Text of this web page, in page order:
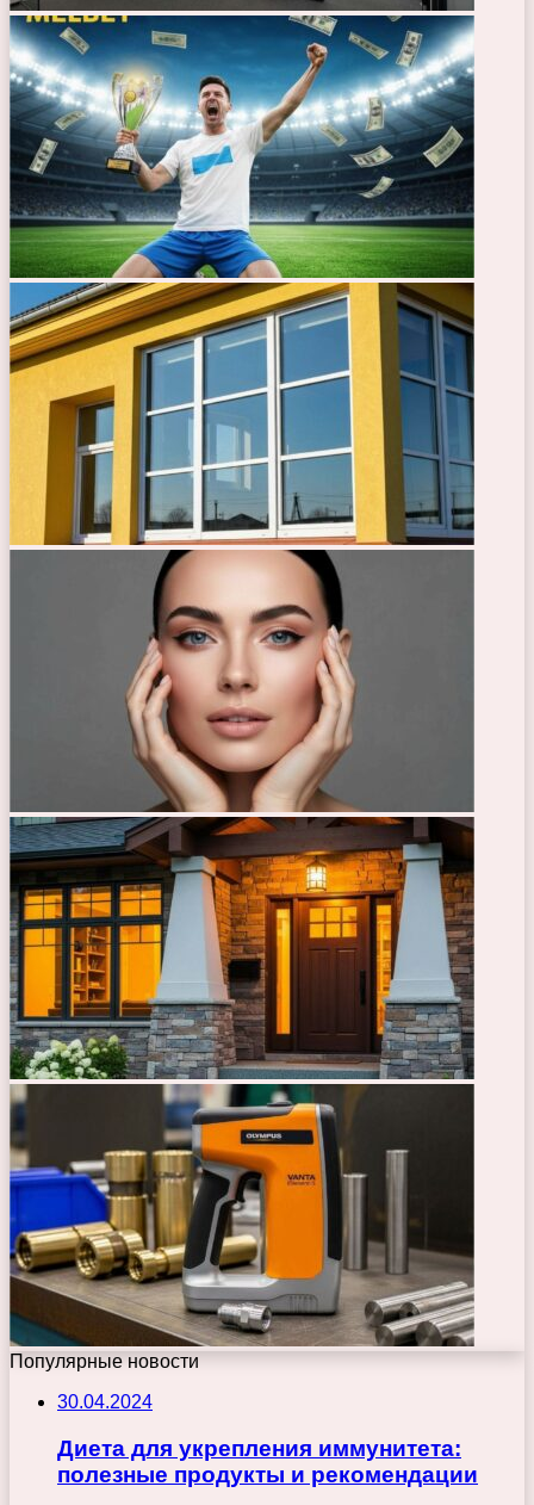
Популярные новости
30.04.2024
Диета для укрепления иммунитета:
полезные продукты и рекомендации